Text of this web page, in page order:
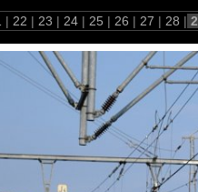
| 22 | 23 | 24 | 25 | 26 | 27 | 28 |